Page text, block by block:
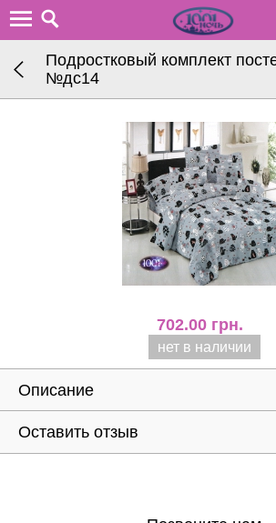
Подростковый комплект
№дс14
702.00 грн.
нет в наличии
Описание
Оставить отзыв